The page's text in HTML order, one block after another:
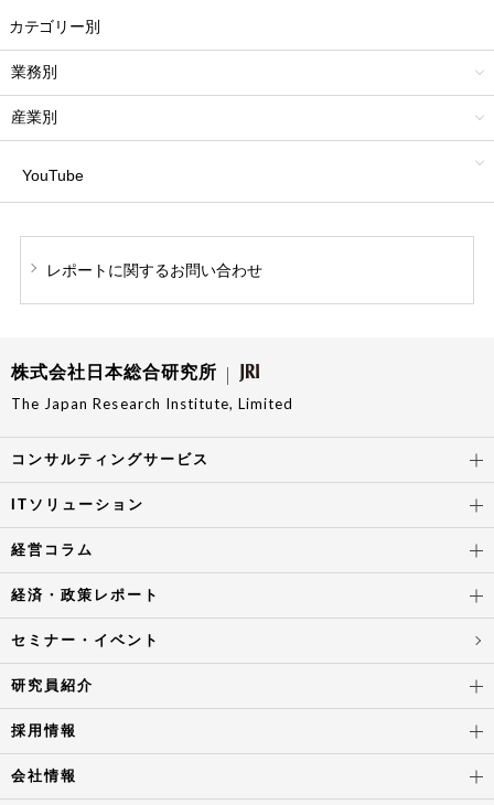
カテゴリー別
業務別
産業別
YouTube
レポートに関するお問い合わせ
株式会社日本総合研究所
The Japan Research Institute, Limited
コンサルティングサービス
ITソリューション
経営コラム
経済・政策レポート
セミナー・イベント
研究員紹介
採用情報
会社情報